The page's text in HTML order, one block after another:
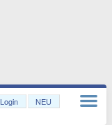
Login NEU